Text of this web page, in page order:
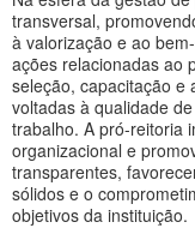
transversal,
à valorização e ao
ações relacionadas ao
seleção, capacitação e
voltadas à qualidade
trabalho. A pró-reitoria
organizacional e
transparentes,
sólidos e o
objetivos da instituição.